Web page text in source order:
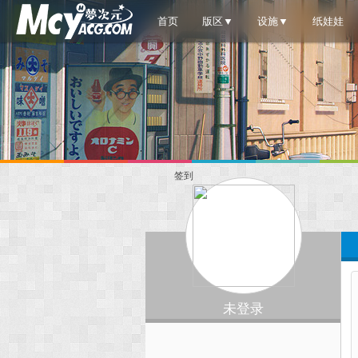
首页 版区▼ 设施▼ 纸娃娃
签到
未登录